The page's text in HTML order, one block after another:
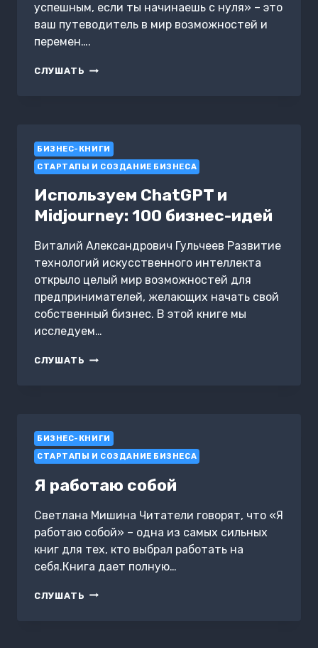
успешным, если ты начинаешь с нуля» – это
ваш путеводитель в мир возможностей и
перемен….
СЛУШАТЬ ОТ
УСПЕШНЫМ,
ЕСЛИ
ТЫ
НАЧИНАЕШЬ
С
НУЛЯ
БИЗНЕС-КНИГИ
СТАРТАПЫ И СОЗДАНИЕ БИЗНЕСА
Используем ChatGPT и
Midjourney: 100 бизнес-идей
Виталий Александрович Гульчеев Развитие
технологий искусственного интеллекта
открыло целый мир возможностей для
предпринимателей, желающих начать свой
собственный бизнес. В этой книге мы
исследуем…
СЛУШАТЬ ИСПОЛЬЗУЕМ
ИДЕЙ
БИЗНЕС-КНИГИ
СТАРТАПЫ И СОЗДАНИЕ БИЗНЕСА
Я работаю собой
Светлана Мишина Читатели говорят, что «Я
работаю собой» – одна из самых сильных
книг для тех, кто выбрал работать на
себя.Книга дает полную…
СЛУШАТЬ Я